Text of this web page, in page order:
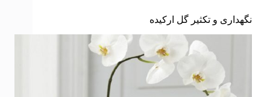
نگهداری و تکثیر گل ارکیده